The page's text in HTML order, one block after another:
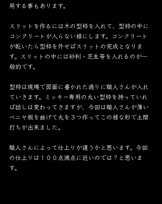
用する事もあります。
スリットを作るには木の型枠を入れて、型枠の中に
コンクリートが入らない様にします。コンクリート
が乾いたら型枠を外せばスリットの完成となりま
す。スリットの中には砂利・芝生等を入れるのが一
般的です。
型枠は現場で図面に書かれた通りに職人さんが入れ
ていきます。ミッキー専用の丸い型枠を持っていれ
ば話しは変わってきますが、今回は職人さんが薄い
ベニヤ板を曲げて丸を３つ作ってこの様な形で土間
打ちが出来ました。
職人さんによって仕上りが違うかと思います。今回
の仕上りは１００点満点に近いのでは？と思いま
す。